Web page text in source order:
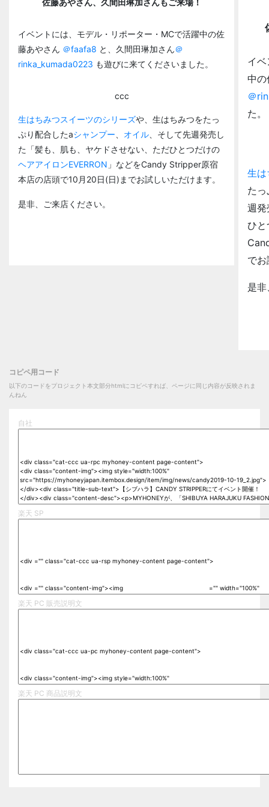
佐藤あやさん、久間田琳加さんもご来場！
イベントには、モデル・リポーター・MCで活躍中の佐
藤あやさん ＠faafa8 と、久間田琳加さん＠
rinka_kumada0223 も遊びに来てくださいました。
ccc
生はちみつスイーツのシリーズや、生はちみつをたっ
ぷり配合したaシャンプー オイル 、そして先週発売し
た「髪も、肌も、ヤケドさせない、ただひとつだけの
ヘアアイロンEVERRON 」などをCandy Stripper原宿
本店の店頭で10月20日(日)までお試しいただけます。
是非、ご来店ください。
イ
中
＠
た。
生は
た
週発
ひと
で
是
コピペ用コード
以下のコードをプロジェクト本文部分htmlにコピペすれば、ページに同じ内容が反映されま
んねん
自社
楽天 SP
楽天 PC 販売説明文
楽天 PC 商品説明文